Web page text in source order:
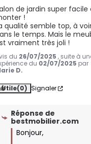
de jardin super facile
!
qualité semble top, à
le temps. Mais le
vraiment très joli !
du 26/07/2025 , suite à
du 02/07/2025 par
D.
Utile(0) Signaler
Réponse de
bestmobilier.com
Bonjour,